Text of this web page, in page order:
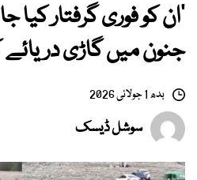
’ان کو فوری گرفتار
جنون میں گاڑی
بدھ 1 جولائی 2026
سوشل ڈیسک